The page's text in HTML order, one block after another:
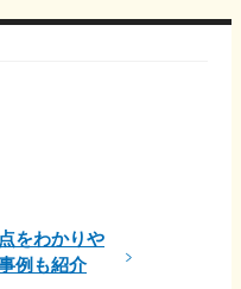
をわかりや
例も紹介